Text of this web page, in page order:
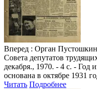
Вперед : Орган
Совета депутатов
декабря., 1970. - 4 с. - Год
основана в октябре 1931
Читать Подробнее